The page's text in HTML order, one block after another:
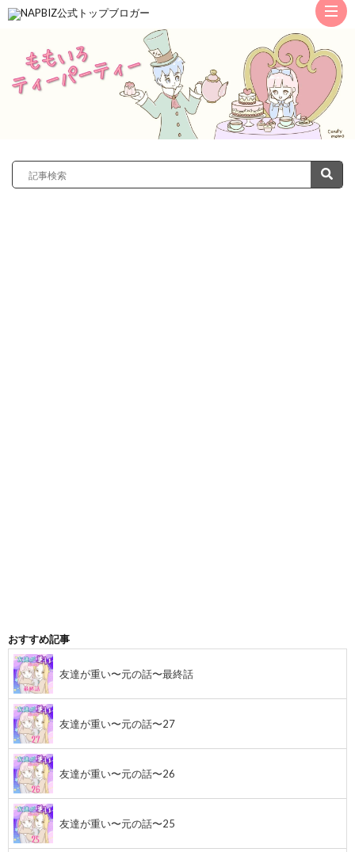
ト
ッ
プ
サ
レ
おすすめ記事
友達が重い〜元の話〜最終話
友達が重い〜元の話〜27
友達が重い〜元の話〜26
友達が重い〜元の話〜25